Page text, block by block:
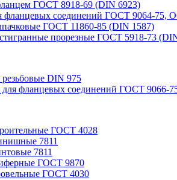
ГОСТ 8918-69 (DIN 6923)
фланцевых соединений ГОСТ 9064-75,
ГОСТ 11860-85 (DIN 1587)
прорезные ГОСТ 5918-73
DIN 975
фланцевых соединений ГОСТ 9066-
ГОСТ 4028
7811
7811
ГОСТ 9870
ГОСТ 4030